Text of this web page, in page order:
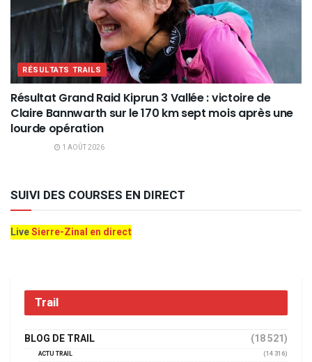
RÉSULTATS TRAILS
Résultat Grand Raid Kiprun 3 Vallée : victoire de
Claire Bannwarth sur le 170 km sept mois après une
lourde opération
1 AOÛT 2026
SUIVI DES COURSES EN DIRECT
LiveSierre-Zinal en direct
Trail
BLOG DE TRAIL (18 521)
ACTU TRAIL
(14 316)